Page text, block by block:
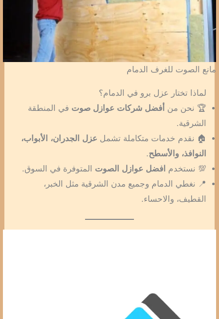
مانع الصوت للغرف الدمام
لماذا تختار عزل برو في الدمام؟
🏆 نحن من أفضل شركات عوازل صوت في المنطقة
الشرقية.
🏠 نقدم خدمات متكاملة تشمل عزل الجدران، الأبواب،
النوافذ، والأسطح.
💯 نستخدم افضل عوازل الصوت المتوفرة في السوق.
📍 نغطي الدمام وجميع مدن الشرقية مثل الخبر،
القطيف، والاحساء.